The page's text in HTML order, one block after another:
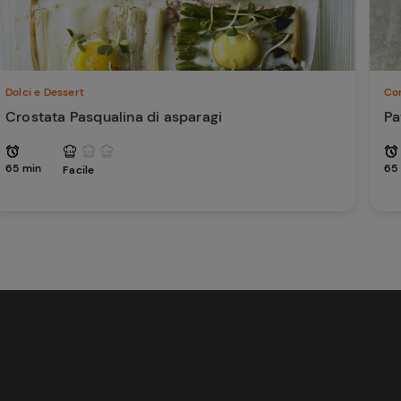
Dolci e Dessert
Crostata Pasqualina di asparagi
65 min Facile 65